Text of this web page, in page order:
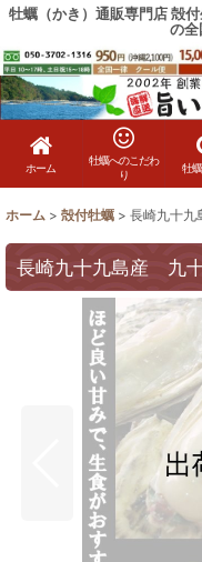
牡蠣（かき）通販専門店 殻
の全
ホーム
牡蠣へのこだわ
り
牡
ホーム > 殻付牡蠣 > 長崎九十
長崎九十九島産 九